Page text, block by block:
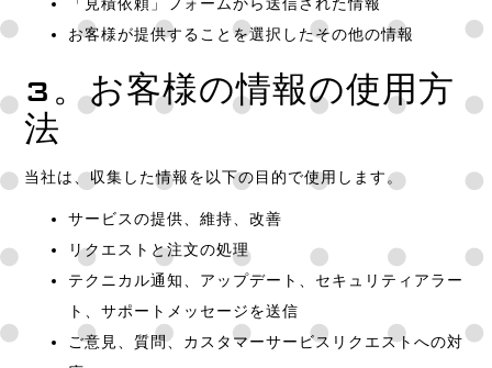
お客様が提供することを選択したその他の情報
3。お客様の情報の使用方
法
当社は、収集した情報を以下の目的で使用します。
サービスの提供、維持、改善
リクエストと注文の処理
テクニカル通知、アップデート、セキュリティアラー
ト、サポートメッセージを送信
ご意見、質問、カスタマーサービスリクエストへの対